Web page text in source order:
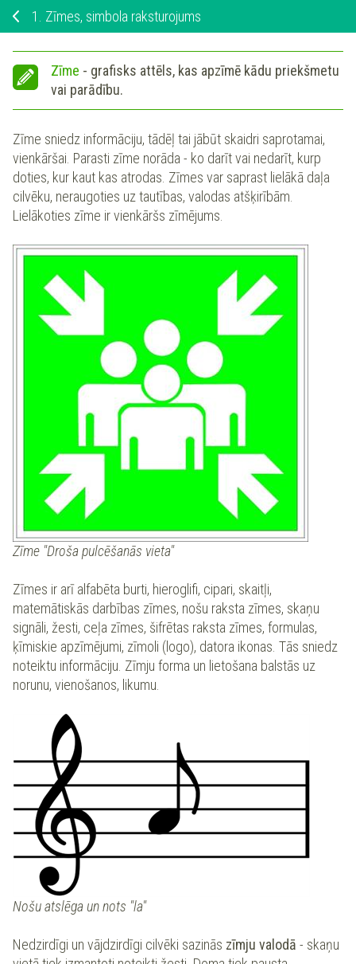
1. Zīmes, simbola raksturojums
Zīme - grafisks attēls, kas apzīmē kādu priekšmetu
vai parādību.
Zīme sniedz informāciju, tādēļ tai jābūt skaidri saprotamai,
vienkāršai. Parasti zīme norāda - ko darīt vai nedarīt, kurp
doties, kur kaut kas atrodas. Zīmes var saprast lielākā daļa
cilvēku, neraugoties uz tautības, valodas atšķirībām.
Lielākoties zīme ir vienkāršs zīmējums.
Zīme "Droša pulcēšanās vieta"
Zīmes ir arī alfabēta burti, hieroglifi, cipari, skaitļi,
matemātiskās darbības zīmes, nošu raksta zīmes, skaņu
signāli, žesti, ceļa zīmes, šifrētas raksta zīmes, formulas,
ķīmiskie apzīmējumi, zīmoli (logo), datora ikonas. Tās sniedz
noteiktu informāciju. Zīmju forma un lietošana balstās uz
norunu, vienošanos, likumu.
Nošu atslēga un nots "la"
Nedzirdīgi un vājdzirdīgi cilvēki sazinās zīmju valodā - skaņu